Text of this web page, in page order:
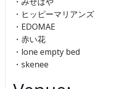
・ヒッピーマリアンズ
・EDOMAE
・赤い花
・lone empty bed
・skenee